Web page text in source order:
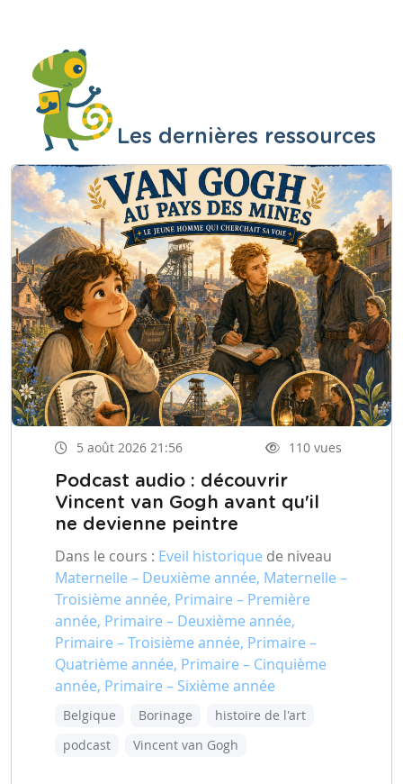
Les dernières ressources
5 août 2026 21:56 110 vues
Podcast audio : découvrir
Vincent van Gogh avant qu'il
ne devienne peintre
Dans le cours : Eveil historique de niveau
Maternelle – Deuxième année, Maternelle –
Troisième année, Primaire – Première
année, Primaire – Deuxième année,
Primaire – Troisième année, Primaire –
Quatrième année, Primaire – Cinquième
année, Primaire – Sixième année
Belgique Borinage
histoire de l'art
podcast
Vincent van Gogh